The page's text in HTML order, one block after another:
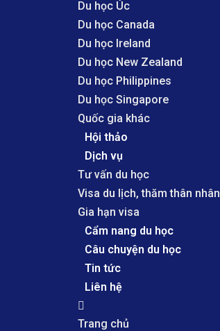
Du học Úc
Du học Canada
Du học Ireland
Du học New Zealand
Du học Philippines
Du học Singapore
Quốc gia khác
Hội thảo
Dịch vụ
Tư vấn du học
Visa du lịch, thăm thân nhân
Gia hạn visa
Cẩm nang du học
Câu chuyện du học
Tin tức
Liên hệ
Trang chủ